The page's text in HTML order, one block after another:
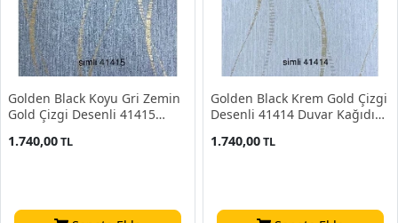
Golden Black Koyu Gri Zemin
Gold Çizgi Desenli 41415
1.740,00TL
Golden Black Krem Gold Çizgi
Desenli 41414 Duvar Kağıdı
1.740,00TL